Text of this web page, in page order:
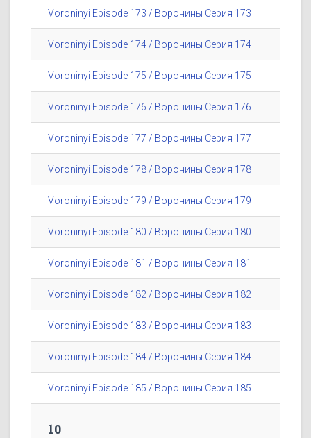
Voroninyi Episode 173 / Воронины Серия 173
Voroninyi Episode 174 / Воронины Серия 174
Voroninyi Episode 175 / Воронины Серия 175
Voroninyi Episode 176 / Воронины Серия 176
Voroninyi Episode 177 / Воронины Серия 177
Voroninyi Episode 178 / Воронины Серия 178
Voroninyi Episode 179 / Воронины Серия 179
Voroninyi Episode 180 / Воронины Серия 180
Voroninyi Episode 181 / Воронины Серия 181
Voroninyi Episode 182 / Воронины Серия 182
Voroninyi Episode 183 / Воронины Серия 183
Voroninyi Episode 184 / Воронины Серия 184
Voroninyi Episode 185 / Воронины Серия 185
10